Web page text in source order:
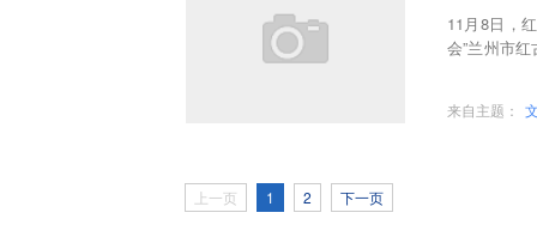
11月8日，
会”兰州市
来自主题：
上一页 1 2 下一页